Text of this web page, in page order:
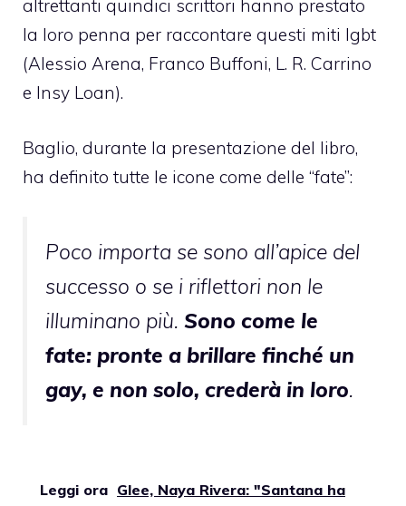
altrettanti quindici scrittori hanno prestato
la loro penna per raccontare questi miti lgbt
(Alessio Arena, Franco Buffoni, L. R. Carrino
e Insy Loan).
Baglio, durante la presentazione del libro,
ha definito tutte le icone come delle “fate”:
Poco importa se sono all’apice del
successo o se i riflettori non le
illuminano più. Sono come le
fate: pronte a brillare finché un
gay, e non solo, crederà in loro.
Leggi ora Glee, Naya Rivera: "Santana ha